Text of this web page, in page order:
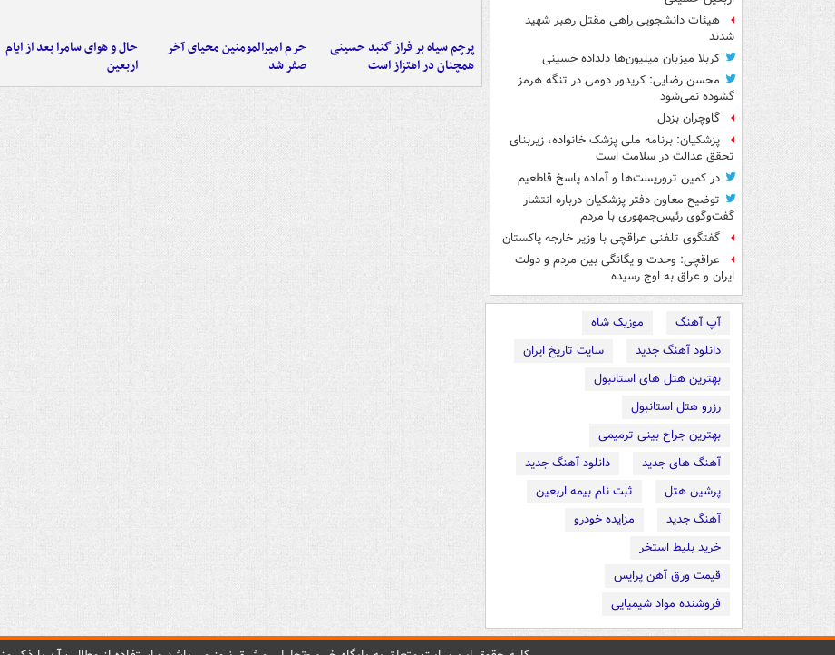
هیئات دانشجویی راهی مقتل رهبر شهید
شدند
کربلا میزبان میلیون‌ها دلداده حسینی
محسن رضایی: کریدور دومی در تنگه هرمز
گشوده نمی‌شود
گاوچران بزدل
پزشکیان: برنامه ملی پزشک خانواده، زیربنای
تحقق عدالت در سلامت است
در کمین تروریست‌ها و آماده پاسخ قاطعیم
توضیح معاون دفتر پزشکیان درباره انتشار
گفت‌وگوی رئیس‌جمهوری با مردم
گفتگوی تلفنی عراقچی با وزیر خارجه پاکستان
عراقچی: وحدت و یگانگی بین مردم و دولت
ایران و عراق به اوج رسیده
آپ آهنگ
موزیک شاه
دانلود آهنگ جدید
سایت تاریخ ایران
بهترین هتل های استانبول
رزرو هتل استانبول
بهترین جراح بینی ترمیمی
آهنگ های جدید
دانلود آهنگ جدید
پرشین هتل
ثبت نام بیمه اربعین
آهنگ جدید
مزایده خودرو
خرید بلیط استخر
قیمت ورق آهن پرایس
فروشنده مواد شیمیایی
پرچم سیاه بر فراز گنبد حسینی
همچنان در اهتزاز است
حرم امیرالمومنین محیای آخر
صفر شد
حال و هوای سامرا بعد از ایام
اربعین